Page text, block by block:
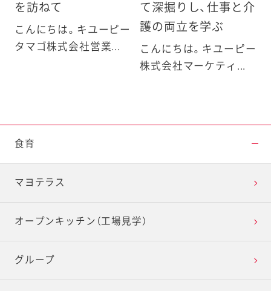
を訪ねて
こんにちは。キユーピー
タマゴ株式会社営業...
て深掘りし、仕事と介
護の両立を学ぶ
こんにちは。キユーピー
株式会社マーケティ...
食育
マヨテラス
オープンキッチン（工場見学）
グループ